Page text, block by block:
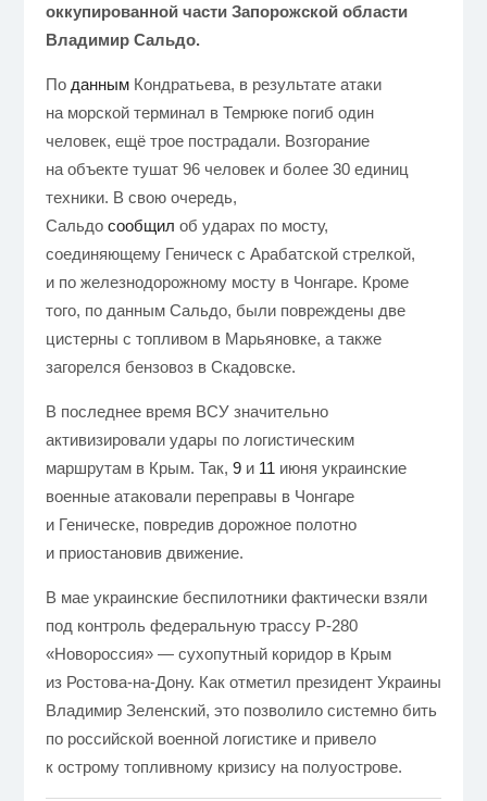
оккупированной части Запорожской области
Владимир Сальдо.
По даннымКондратьева, в результате атаки
на морской терминал в Темрюке погиб один
человек, ещё трое пострадали. Возгорание
на объекте тушат 96 человек и более 30 единиц
техники. В свою очередь,
Сальдо сообщил об ударах по мосту,
соединяющему Геническ с Арабатской стрелкой,
и по железнодорожному мосту в Чонгаре. Кроме
того, по данным Сальдо, были повреждены две
цистерны с топливом в Марьяновке, а также
загорелся бензовоз в Скадовске.
В последнее время ВСУ значительно
активизировали удары по логистическим
маршрутам в Крым. Так, 9и 11 июня украинские
военные атаковали переправы в Чонгаре
и Геническе, повредив дорожное полотно
и приостановив движение.
В мае украинские беспилотники фактически взяли
под контроль федеральную трассу Р-280
«Новороссия» — сухопутный коридор в Крым
из Ростова-на-Дону. Как отметил президент Украины
Владимир Зеленский, это позволило системно бить
по российской военной логистике и привело
к острому топливному кризису на полуострове.